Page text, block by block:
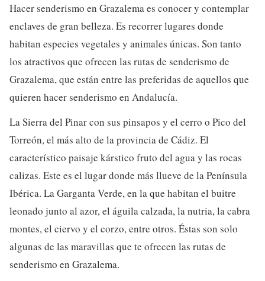
Hacer senderismo en Grazalema es conocer y contemplar
enclaves de gran belleza. Es recorrer lugares donde
habitan especies vegetales y animales únicas. Son tanto
los atractivos que ofrecen las rutas de senderismo de
Grazalema, que están entre las preferidas de aquellos que
quieren hacer senderismo en Andalucía.
La Sierra del Pinar con sus pinsapos y el cerro o Pico del
Torreón, el más alto de la provincia de Cádiz. El
característico paisaje kárstico fruto del agua y las rocas
calizas. Este es el lugar donde más llueve de la Península
Ibérica. La Garganta Verde, en la que habitan el buitre
leonado junto al azor, el águila calzada, la nutria, la cabra
montes, el ciervo y el corzo, entre otros. Éstas son solo
algunas de las maravillas que te ofrecen las rutas de
senderismo en Grazalema.